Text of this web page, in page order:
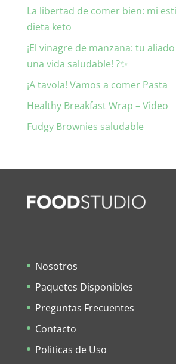
La libertad de comer bien: mi
dieta keto
¡El vinagre de manzana: tu
una vida saludable! ?✨
¡A tavola! Vamos a comer Pasta
Healthy Breakfast Wrap – Video
Fudgy Brownies saludable
Nosotros
Paquetes Disponibles
Preguntas Frecuentes
Contacto
Politicas de Uso